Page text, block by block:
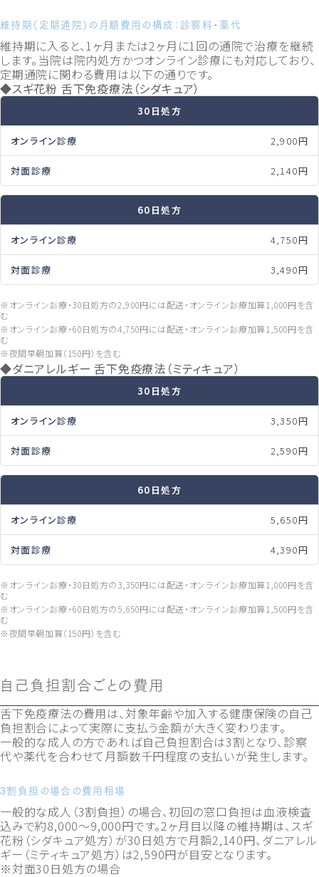
維持期（定期通院）の月額費用の構成：診察料・薬代
維持期に入ると、1ヶ月または2ヶ月に1回の通院で治療を継続
します。当院は院内処方かつオンライン診療にも対応しており、
定期通院に関わる費用は以下の通りです。
◆スギ花粉 舌下免疫療法（シダキュア）
30日処方
2,900円
2,140円
60日処方
4,750円
3,490円
※オンライン診療・30日処方の2,900円には配送・オンライン診療加算1,000円を含
む
※オンライン診療・60日処方の4,750円には配送・オンライン診療加算1,500円を含
む
※夜間早朝加算（150円）を含む
◆ダニアレルギー 舌下免疫療法（ミティキュア）
30日処方
3,350円
2,590円
60日処方
5,650円
4,390円
※オンライン診療・30日処方の3,350円には配送・オンライン診療加算1,000円を含
む
※オンライン診療・60日処方の5,650円には配送・オンライン診療加算1,500円を含
む
※夜間早朝加算（150円）を含む
自己負担割合ごとの費用
舌下免疫療法の費用は、対象年齢や加入する健康保険の自己
負担割合によって実際に支払う金額が大きく変わります。
一般的な成人の方であれば自己負担割合は3割となり、診察
代や薬代を合わせて月額数千円程度の支払いが発生します。
3割負担の場合の費用相場
一般的な成人（3割負担）の場合、初回の窓口負担は血液検査
込みで約8,000〜9,000円です。2ヶ月目以降の維持期は、スギ
花粉（シダキュア処方）が30日処方で月額2,140円、ダニアレル
ギー（ミティキュア処方）は2,590円が目安となります。
※対面30日処方の場合